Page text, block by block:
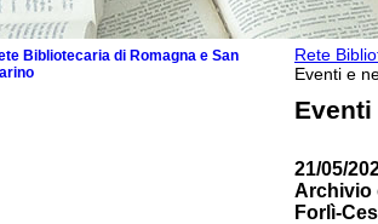
Rete
Eventi e
Eventi
21/05/
Archivio
Forlì-
Bibliotecaria di Romagna e San